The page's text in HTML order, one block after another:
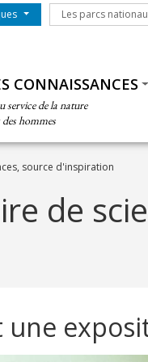
Les parcs
Les parcs
CONNAISSANCES
service de la nature
hommes
source d'inspiration
de
une